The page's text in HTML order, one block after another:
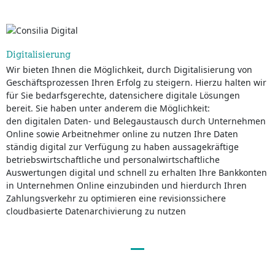
Digitalisierung
Wir bieten Ihnen die Möglichkeit, durch Digitalisierung von
Geschäftsprozessen Ihren Erfolg zu steigern. Hierzu halten wir
für Sie bedarfsgerechte, datensichere digitale Lösungen
bereit. Sie haben unter anderem die Möglichkeit:
den digitalen Daten- und Belegaustausch durch Unternehmen
Online sowie Arbeitnehmer online zu nutzen Ihre Daten
ständig digital zur Verfügung zu haben aussagekräftige
betriebswirtschaftliche und personalwirtschaftliche
Auswertungen digital und schnell zu erhalten Ihre Bankkonten
in Unternehmen Online einzubinden und hierdurch Ihren
Zahlungsverkehr zu optimieren eine revisionssichere
cloudbasierte Datenarchivierung zu nutzen